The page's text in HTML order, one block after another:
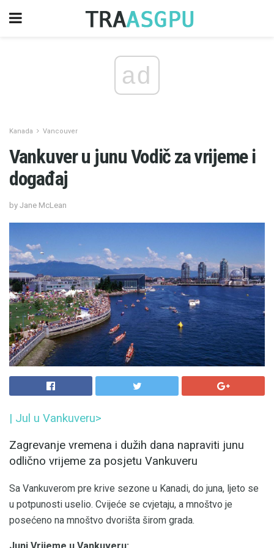
ad
Kanada Vancouver
Vankuver u junu Vodič za vrijeme i
događaj
by Jane McLean
| Jul u Vankuveru>
Zagrevanje vremena i dužih dana napraviti junu
odlično vrijeme za posjetu Vankuveru
Sa Vankuverom pre krive sezone u Kanadi, do juna, ljeto se
u potpunosti uselio. Cvijeće se cvjetaju, a mnoštvo je
posećeno na mnoštvo dvorišta širom grada.